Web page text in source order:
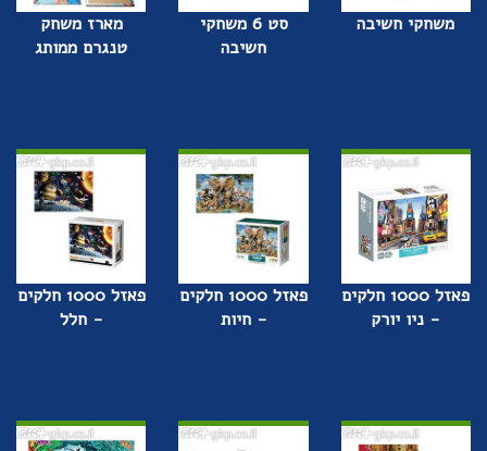
משחקי חשיבה
סט 6 משחקי
חשיבה
מארז משחק
טנגרם ממותג
פאזל 1000 חלקים
- ניו יורק
פאזל 1000 חלקים
- חיות
פאזל 1000 חלקים
- חלל